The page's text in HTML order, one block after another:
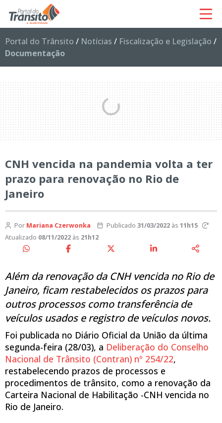
Portal do Trânsito / Notícias / Fiscalização e Legislação /
Documentação
CNH vencida na pandemia volta a ter
prazo para renovação no Rio de
Janeiro
Por Mariana Czerwonka Publicado 31/03/2022às 11h15
Atualizado 08/11/2022 às 21h12
Além da renovação da CNH vencida no Rio de
Janeiro, ficam restabelecidos os prazos para
outros processos como transferência de
veículos usados e registro de veículos novos.
Foi publicada no Diário Oficial da União da última
segunda-feira (28/03), a Deliberação do Conselho
Nacional de Trânsito (Contran) nº 254/22,
restabelecendo prazos de processos e
procedimentos de trânsito, como a renovação da
Carteira Nacional de Habilitação -CNH vencida no
Rio de Janeiro.